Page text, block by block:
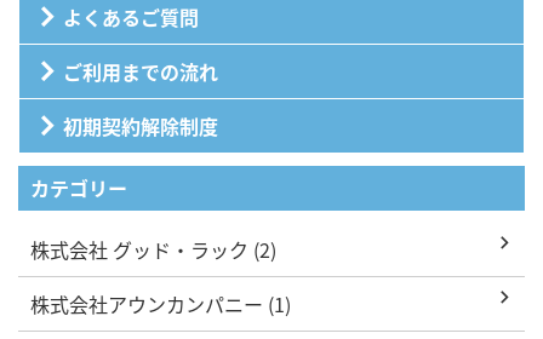
よくあるご質問
ご利用までの流れ
初期契約解除制度
カテゴリー
株式会社 グッド・ラック (2)
株式会社アウンカンパニー (1)